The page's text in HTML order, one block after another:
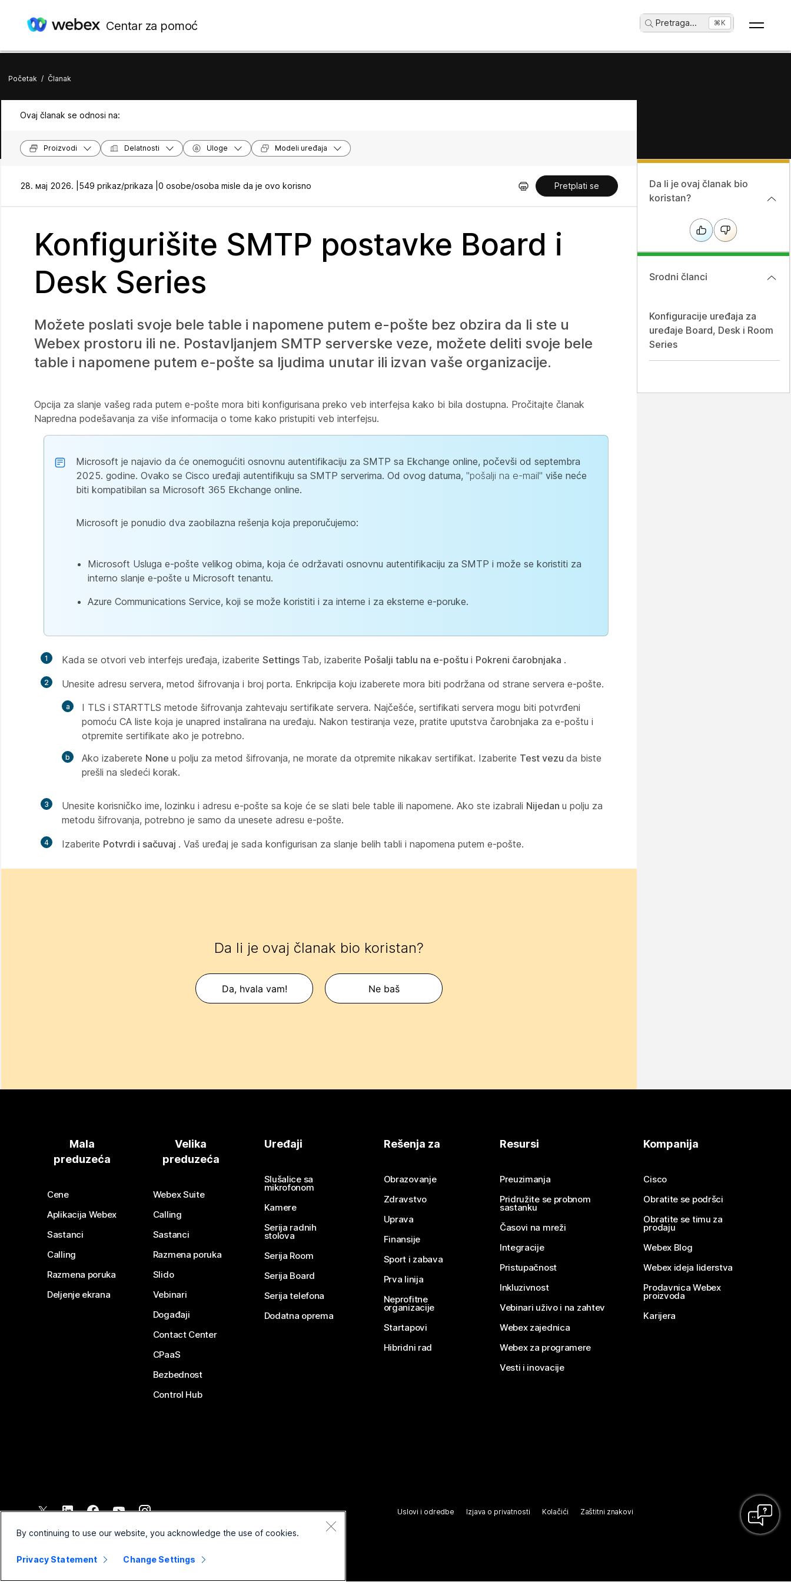
Centar za pomoć Pretraga... ⌘K
Početak / Članak
Ovaj članak se odnosi na:
Proizvodi Delatnosti Uloge Modeli uređaja
28. мај 2026. | 549 prikaz/prikaza | 0 osobe/osoba misle da je ovo korisno Pretplati se
Konfigurišite SMTP postavke Board i
Desk Series
Možete poslati svoje bele table i napomene putem e-pošte bez obzira da li ste u
Webex prostoru ili ne. Postavljanjem SMTP serverske veze, možete deliti svoje bele
table i napomene putem e-pošte sa ljudima unutar ili izvan vaše organizacije.
Opcija za slanje vašeg rada putem e-pošte mora biti konfigurisana preko veb interfejsa kako bi bila dostupna. Pročitajte članak
Napredna podešavanja za više informacija o tome kako pristupiti veb interfejsu.
Microsoft je najavio da će onemogućiti osnovnu autentifikaciju za SMTP sa Ekchange online, počevši od septembra
2025. godine. Ovako se Cisco uređaji autentifikuju sa SMTP serverima. Od ovog datuma, "pošalji na e-mail" više neće
biti kompatibilan sa Microsoft 365 Ekchange online.
Microsoft je ponudio dva zaobilazna rešenja koja preporučujemo:
Microsoft Usluga e-pošte velikog obima, koja će održavati osnovnu autentifikaciju za SMTP i može se koristiti za
interno slanje e-pošte u Microsoft tenantu.
Azure Communications Service, koji se može koristiti i za interne i za eksterne e-poruke.
1 Kada se otvori veb interfejs uređaja, izaberite Settings Tab, izaberite Pošalji tablu na e-poštu i Pokreni čarobnjaka .
2
Unesite adresu servera, metod šifrovanja i broj porta. Enkripcija koju izaberete mora biti podržana od strane servera e-pošte.
I TLS i STARTTLS metode šifrovanja zahtevaju sertifikate servera. Najčešće, sertifikati servera mogu biti potvrđeni
pomoću CA liste koja je unapred instalirana na uređaju. Nakon testiranja veze, pratite uputstva čarobnjaka za e-poštu i
otpremite sertifikate ako je potrebno.
Ako izaberete None u polju za metod šifrovanja, ne morate da otpremite nikakav sertifikat. Izaberite Test vezu da biste
prešli na sledeći korak.
3 Unesite korisničko ime, lozinku i adresu e-pošte sa koje će se slati bele table ili napomene. Ako ste izabrali Nijedan u polju za
metodu šifrovanja, potrebno je samo da unesete adresu e-pošte.
4 Izaberite Potvrdi i sačuvaj . Vaš uređaj je sada konfigurisan za slanje belih tabli i napomena putem e-pošte.
Da li je ovaj članak bio koristan?
Da, hvala vam! Ne baš
Da li je ovaj članak bio
koristan?
Srodni članci
Konfiguracije uređaja za
uređaje Board, Desk i Room
Series
Mala
preduzeća
Cene
Aplikacija Webex
Sastanci
Calling
Razmena poruka
Deljenje ekrana
Velika
preduzeća
Webex Suite
Calling
Sastanci
Razmena poruka
Slido
Vebinari
Događaji
Contact Center
CPaaS
Bezbednost
Control Hub
Uređaji
Slušalice sa
mikrofonom
Kamere
Serija radnih
stolova
Serija Room
Serija Board
Serija telefona
Dodatna oprema
Rešenja za
Obrazovanje
Zdravstvo
Uprava
Finansije
Sport i zabava
Prva linija
Neprofitne
organizacije
Startapovi
Hibridni rad
Resursi
Preuzimanja
Pridružite se probnom
sastanku
Časovi na mreži
Integracije
Pristupačnost
Inkluzivnost
Vebinari uživo i na zahtev
Webex zajednica
Webex za programere
Vesti i inovacije
Kompanija
Cisco
Obratite se podršci
Obratite se timu za
prodaju
Webex Blog
Webex ideja liderstva
Prodavnica Webex
proizvoda
Karijera
2026 Cisco i/ili povezana pravna lica. Sva prava zadržana.
Uslovi i odredbe Izjava o privatnosti Kolačići Zaštitni znakovi
By continuing to use our website, you acknowledge the use of cookies.
Privacy Statement Change Settings